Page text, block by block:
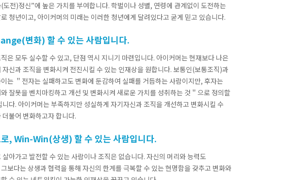
전)정신”에 높은 가치를 부여합니다. 학벌이나 성별, 연령에 관계없이 도전하는
청년이고, 아이커머의 미래는 이러한 청년에게 달려있다고 굳게 믿고 있습니다.
변화) 할 수 있는 사람입니다.
은 모두 실수할 수 있고, 단점 역시 지니기 마련입니다. 아이커머는 현재보다 나은
자신과 조직을 변화시켜 전진시킬 수 있는 인재상을 원합니다. 보통인(보통조직)과
는 ＂전자는 실패하고도 변화에 둔감하여 실패를 거듭하는 사람이지만, 후자는
잘못을 벤치마킹하고 개선 및 변화시켜 새로운 가치를 성취하는 것＂으로 정의할
니다. 아이커머는 부족하지만 성실하게 자기자신과 조직을 개선하고 변화시킬 수
더불어 변화하고자 합니다.
, Win-Win(상생) 할 수 있는 사람입니다.
살아가고 발전할 수 있는 사람이나 조직은 없습니다. 자신의 머리와 능력도
보다는 상생과 협력을 통해 자신의 한계를 극복할 수 있는 현명함을 갖추고 변화와